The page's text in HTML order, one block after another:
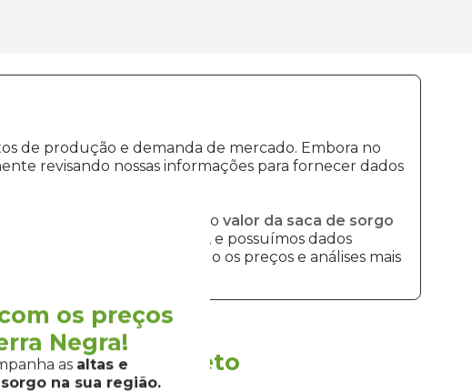
de produção e demanda de mercado. Embora no
revisando nossas informações para fornecer dados
mais recentes sobre o valor da saca de sorgo
sobre o
, e possuímos dados
estaremos disponibilizando os preços e análises mais
pelaGrão Direto
os preços
Negra!
as altas e
na sua região.